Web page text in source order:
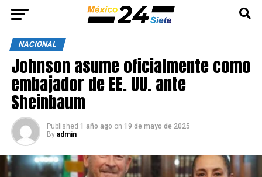
NACIONAL
Johnson asume oficialmente como
embajador de EE. UU. ante
Sheinbaum
Published 1 año ago on 19 de mayo de 2025
By admin